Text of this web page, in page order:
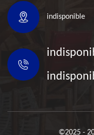
indisponible
©2025 -